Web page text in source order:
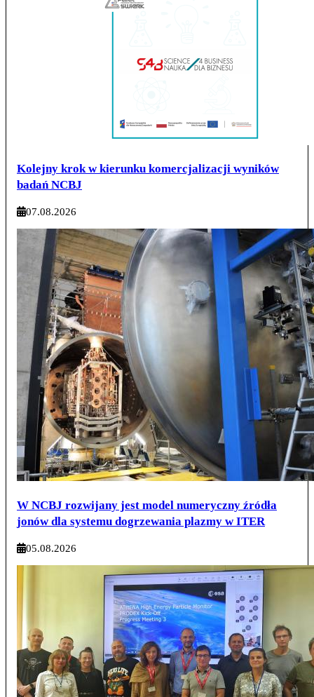
Kolejny krok w kierunku komercjalizacji wyników
badań NCBJ
07.08.2026
W NCBJ rozwijany jest model numeryczny źródła
jonów dla systemu dogrzewania plazmy w ITER
05.08.2026